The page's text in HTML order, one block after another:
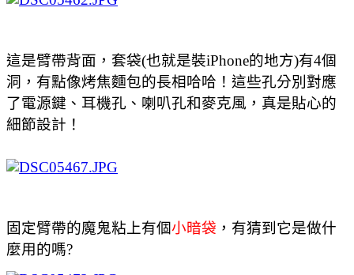
這是臂帶背面，套袋(也就是裝iPhone的地方)有4個
洞，有點像烤焦麵包的長相哈哈 ！這些孔分別對應
了電源鍵、耳機孔、喇叭孔和麥克風，真是貼心的
細節設計！
固定臂帶的魔鬼粘上有個小暗袋 ，有猜到它是做什
麼用的嗎?